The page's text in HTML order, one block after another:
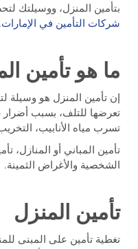
بتأمين المنزل، ووسيلتك
شركات التأمين في الإمارات.
ما هو تأمين
إن تأمين المنزل هو وسيلة
تعرضها للتلف، بسبب أضرار
تسرب مياه الأنابيب،
تأمين المباني أو المنازل،
الشخصية والأغراض الثمينة.
تأمين المنزل
تغطية تأمين على المبنى